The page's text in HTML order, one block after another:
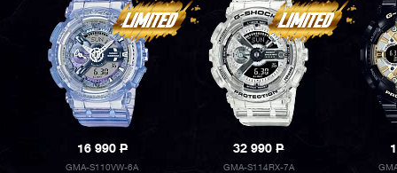
16 990P
GMA-S110VW-6A
32 990P
GMA-S114RX-7A